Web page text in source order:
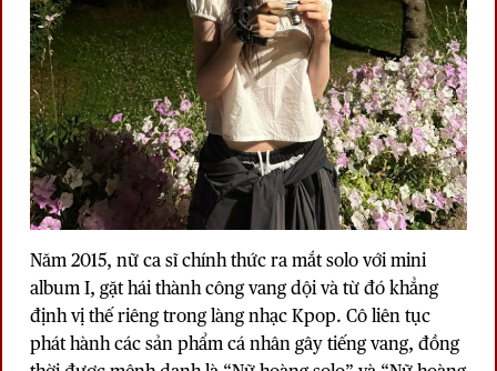
Năm 2015, nữ ca sĩ chính thức ra mắt solo với mini
album I, gặt hái thành công vang dội và từ đó khẳng
định vị thế riêng trong làng nhạc Kpop. Cô liên tục
phát hành các sản phẩm cá nhân gây tiếng vang, đồng